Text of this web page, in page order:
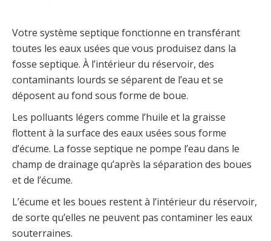
Votre système septique fonctionne en transférant
toutes les eaux usées que vous produisez dans la
fosse septique. À l’intérieur du réservoir, des
contaminants lourds se séparent de l’eau et se
déposent au fond sous forme de boue.
Les polluants légers comme l’huile et la graisse
flottent à la surface des eaux usées sous forme
d’écume. La fosse septique ne pompe l’eau dans le
champ de drainage qu’après la séparation des boues
et de l’écume.
L’écume et les boues restent à l’intérieur du réservoir,
de sorte qu’elles ne peuvent pas contaminer les eaux
souterraines.